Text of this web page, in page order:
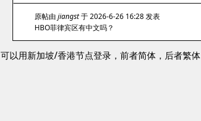
原帖由jiangst于 2026-6-26 16:28 发表
HBO菲律宾区有中文吗？
可以用新加坡/香港节点登录，前者简体，后者繁体